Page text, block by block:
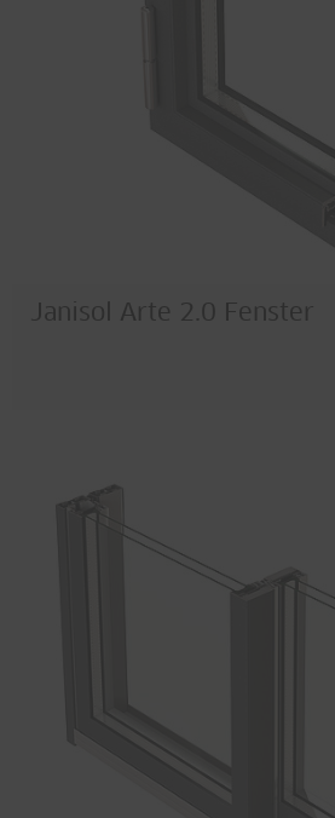
Janisol Arte 2.0 Fenster